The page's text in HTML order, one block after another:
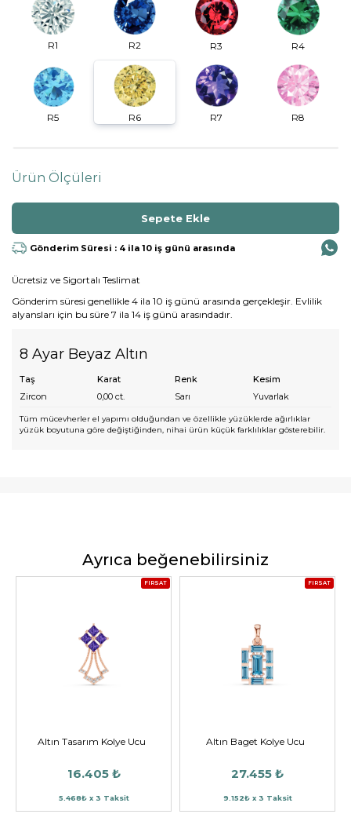
R1 R2 R3 R4
R5 R6 R7 R8
Ürün Ölçüleri
Gönderim Süresi : 4 ila 10 iş günü arasında
Ücretsiz ve Sigortalı Teslimat
Gönderim süresi genellikle 4 ila 10 iş günü arasında gerçekleşir. Evlilik
alyansları için bu süre 7 ila 14 iş günü arasındadır.
8 Ayar Beyaz Altın
Taş Karat Renk
Kesim
Zircon
0,00 ct. Sarı Yuvarlak
Tüm mücevherler el yapımı olduğundan ve özellikle yüzüklerde ağırlıklar
yüzük boyutuna göre değiştiğinden, nihai ürün küçük farklılıklar gösterebilir.
Ayrıca beğenebilirsiniz
FIRSAT
Altın Tasarım Kolye Ucu
16.405 ₺
5.468₺ x 3 Taksit
FIRSAT
Altın Baget Kolye Ucu
27.455 ₺
9.152₺ x 3 Taksit